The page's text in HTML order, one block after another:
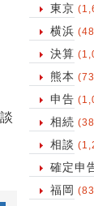
東京
横浜
決算
熊本
申告
相続
相談
確定申
福岡